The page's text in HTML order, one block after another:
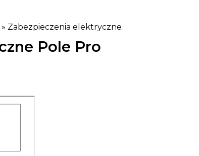
» Zabezpieczenia elektryczne
Pole Pro